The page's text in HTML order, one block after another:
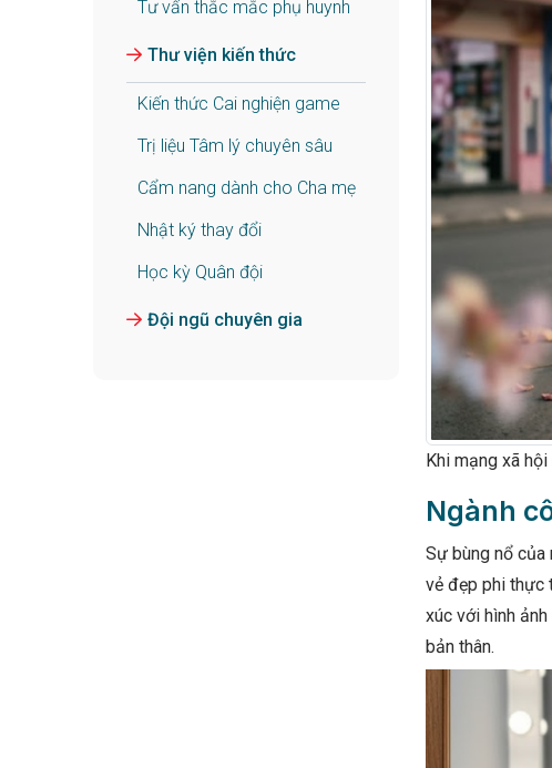
Tư vấn thắc mắc phụ huynh
Thư viện kiến thức
Kiến thức Cai nghiện game
Trị liệu Tâm lý chuyên sâu
Cẩm nang dành cho Cha mẹ
Nhật ký thay đổi
Học kỳ Quân đội
Đội ngũ chuyên gia
Khi mạng xã
Ngành
Sự bùng nổ của
vẻ đẹp phi thực
xúc với hình
bản thân.